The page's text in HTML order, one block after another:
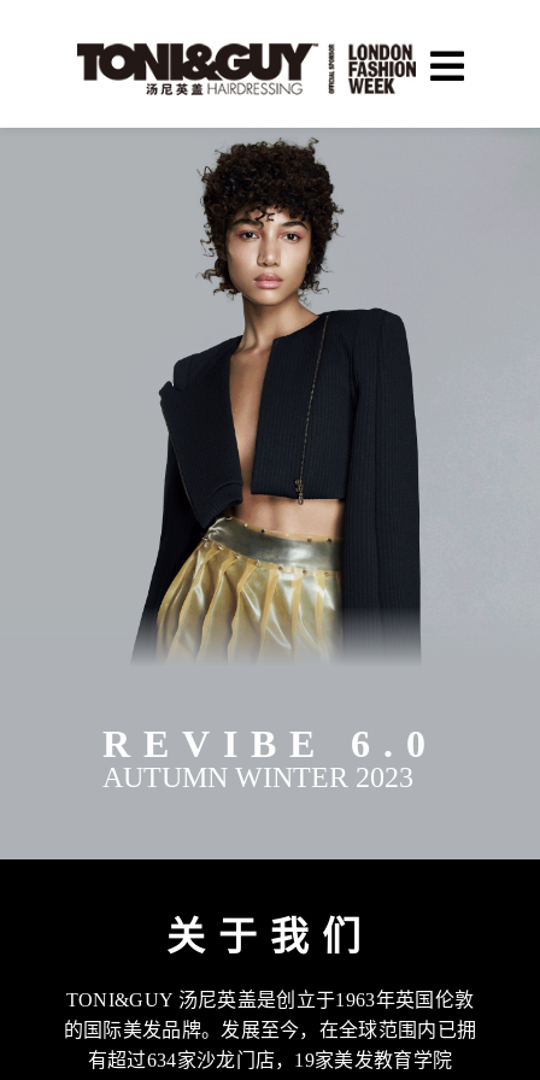
REVIBE 6.0
AUTUMN WINTER 2023
关于我们
TONI&GUY 汤尼英盖是创立于1963年英国伦敦
的国际美发品牌。发展至今，在全球范围内已拥
有超过634家沙龙门店，19家美发教育学院